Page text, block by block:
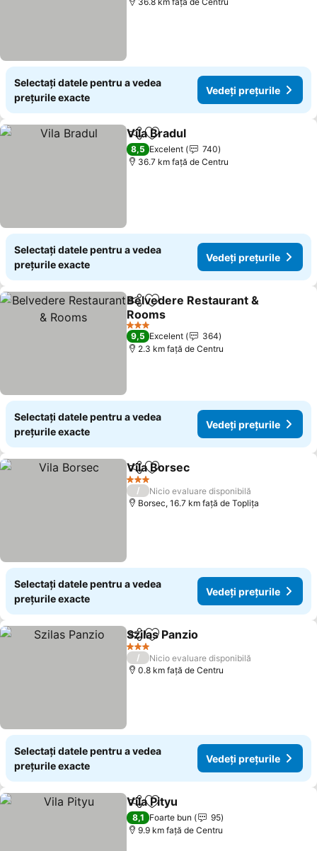
Selectați datele pentru a vedea
prețurile exacte
Vedeți prețurile
DistribuițiAdăugaţi la favorite
Vila Bradul
8,5 Excelent
740
36.7 km faţă de Centru
Selectați datele pentru a vedea
prețurile exacte
Vedeți prețurile
DistribuițiAdăugaţi la favorite
Belvedere Restaurant &
Rooms
Vedeți prețurile
3 Stele
9,5 Excelent
364
2.3 km faţă de Centru
Selectați datele pentru a vedea
prețurile exacte
Vedeți prețurile
DistribuițiAdăugaţi la favorite
Vila Borsec
3 Stele
/
Nicio evaluare disponibilă
Borsec, 16.7 km faţă de Topliţa
Selectați datele pentru a vedea
prețurile exacte
Vedeți prețurile
DistribuițiAdăugaţi la favorite
Szilas Panzio
3 Stele
/
Nicio evaluare disponibilă
0.8 km faţă de Centru
Selectați datele pentru a vedea
prețurile exacte
Vedeți prețurile
DistribuițiAdăugaţi la favorite
Vila Pityu
8,1 Foarte bun
95
9.9 km faţă de Centru